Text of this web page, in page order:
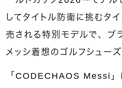
してタイトル防衛に挑むタ
売される特別モデルで、ブ
メッシ着想のゴルフシューズ
「CODECHAOS Messi」